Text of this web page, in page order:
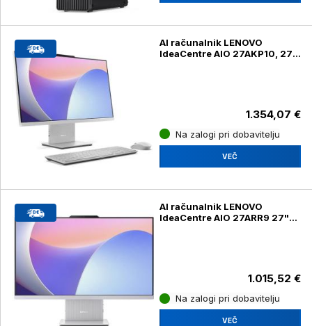
AI računalnik LENOVO
IdeaCentre AIO 27AKP10, 27"
1.354,07 €
Na zalogi pri dobavitelju
VEČ
AI računalnik LENOVO
IdeaCentre AIO 27ARR9 27"
1.015,52 €
Na zalogi pri dobavitelju
VEČ